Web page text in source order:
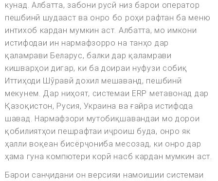
кунад. Албатта, забони русӣ низ барои оператор
пешбинӣ шудааст ва онро бо роҳи рафтан ба меню
интихоб кардан мумкин аст. Албатта, мо имкони
истифодаи ин нармафзорро на танҳо дар
қаламрави Беларус, балки дар қаламрави
кишварҳои дигар, ки ба доираи нуфузи собиқ
Иттиҳоди Шӯравӣ дохил мешаванд, пешбинӣ
мекунем. Дар ниҳоят, системаи ERP метавонад дар
Қазоқистон, Русия, Украина ва ғайра истифода
шавад. Нармафзори мутобиқшавандаи мо дорои
қобилиятҳои пешрафтаи иҷроиш буда, онро як
ҳалли воқеан бисёрҷониба месозад, ки онро дар
ҳама гуна компютери корӣ насб кардан мумкин аст.
Барои санҷидани он версияи намоишии системаи